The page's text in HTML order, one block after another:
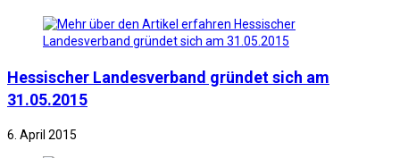
Hessischer Landesverband gründet sich am
31.05.2015
6. April 2015